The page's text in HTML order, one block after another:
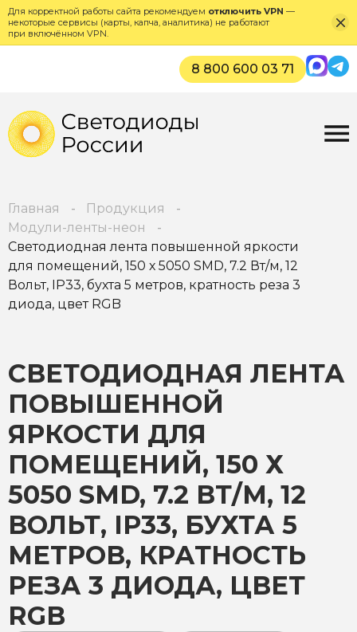
Для корректной работы сайта рекомендуем отключить VPN —
некоторые сервисы (карты, капча, аналитика) не работают
при включённом VPN.
8 800 600 03 71 Max
Главная
Продукция
Модули-ленты-неон
Светодиодная лента повышенной яркости
для помещений, 150 х 5050 SMD, 7.2 Вт/м, 12
Вольт, IP33, бухта 5 метров, кратность реза 3
диода, цвет RGB
СВЕТОДИОДНАЯ ЛЕНТА
ПОВЫШЕННОЙ
ЯРКОСТИ ДЛЯ
ПОМЕЩЕНИЙ, 150 Х
5050 SMD, 7.2 ВТ/М, 12
ВОЛЬТ, IP33, БУХТА 5
МЕТРОВ, КРАТНОСТЬ
РЕЗА 3 ДИОДА, ЦВЕТ
RGB